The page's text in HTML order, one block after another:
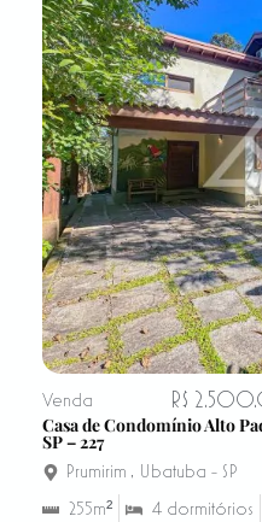
Venda
R$
Casa de Condomínio Alto
SP – 227
Prumirim , Ubatuba - SP
255m²
4 dormitórios